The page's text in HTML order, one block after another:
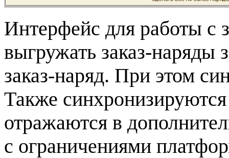
Интерфейс для работы с
выгружать заказ-
заказ-наряд. При этом
Также
отражаются в
с ограничениями